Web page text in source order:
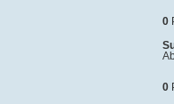
0
0